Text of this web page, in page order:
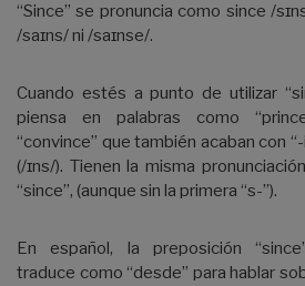
“Since” se pronuncia como since /
/saɪns/ ni /saɪnse/.
Cuando estés a punto de utilizar
piensa en palabras como
“convince” que también acaban con
(/ɪns/). Tienen la misma
“since”, (aunque sin la primera “s-”).
En español, la preposición
traduce como “desde” para hablar